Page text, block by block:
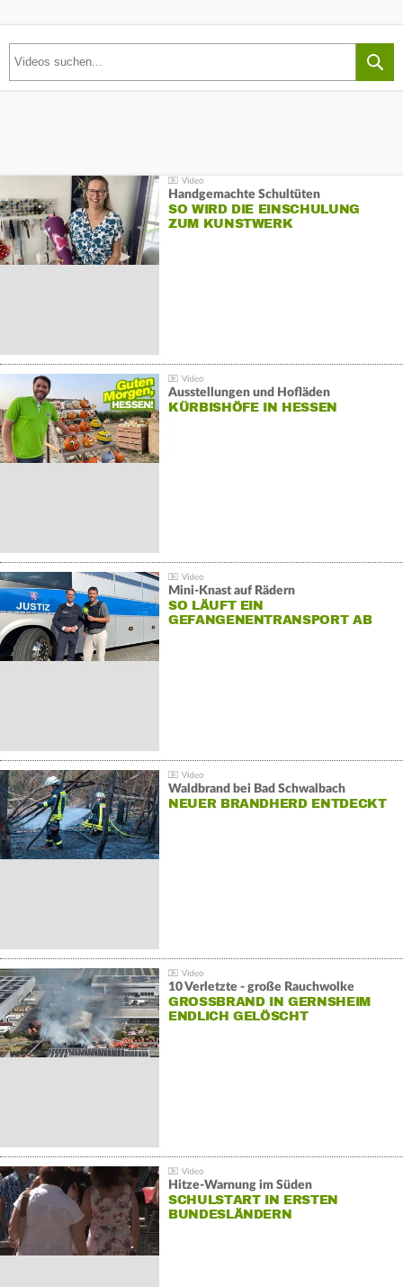
Handgemachte Schultüten
SO WIRD DIE EINSCHULUNG
ZUM KUNSTWERK
Ausstellungen und Hofläden
KÜRBISHÖFE IN HESSEN
Mini-Knast auf Rädern
SO LÄUFT EIN
GEFANGENENTRANSPORT AB
Waldbrand bei Bad Schwalbach
NEUER BRANDHERD ENTDECKT
10 Verletzte - große Rauchwolke
GROSSBRAND IN GERNSHEIM E
NDLICH GELÖSCHT
Hitze-Warnung im Süden
SCHULSTART IN ERSTEN
BUNDESLÄNDERN